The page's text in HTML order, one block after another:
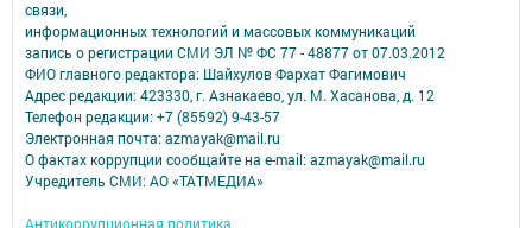
связи,
информационных технологий и массовых коммуникаций
запись о регистрации СМИ ЭЛ № ФС 77 - 48877 от 07.03.2012
ФИО главного редактора: Шайхулов Фархат Фагимович
Адрес редакции: 423330, г. Азнакаево, ул. М. Хасанова, д. 12
Телефон редакции: +7 (85592) 9-43-57
Электронная почта: azmayak@mail.ru
О фактах коррупции сообщайте на e-mail: azmayak@mail.ru
Учредитель СМИ: АО «ТАТМЕДИА»
Антикоррупционная политика